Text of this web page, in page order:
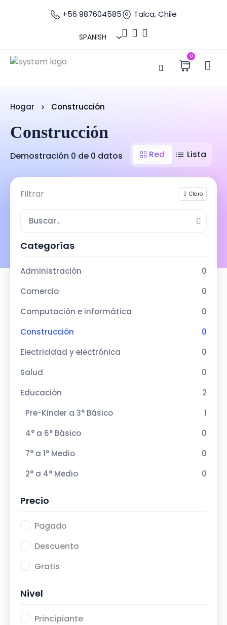
+56 987604585 Talca, Chile
0
Hogar Construcción
Construcción
Demostración 0 de 0 datos Red Lista
Filtrar Claro
Categorías
Administración
0
Comercio
0
Computación e informática
0
Construcción
0
Electricidad y electrónica
0
Salud
0
Educación
2
Pre-Kínder a 3° Básico
1
4° a 6° Básico
0
7° a 1° Medio
0
2° a 4° Medio
0
Precio
Pagado
Descuento
Gratis
Nivel
Principiante